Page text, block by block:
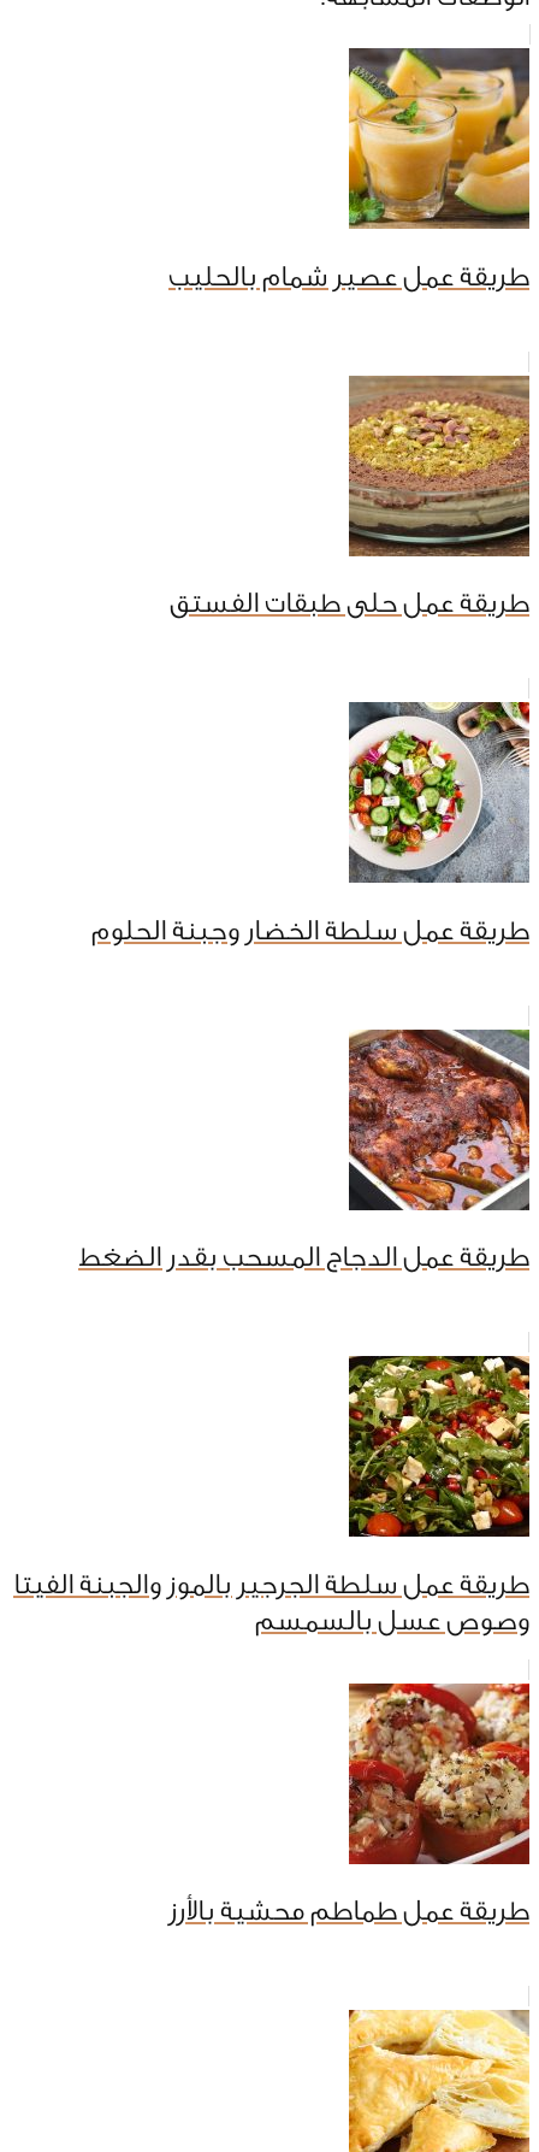
طريقة عمل عصير شمام بالحليب
طريقة عمل حلى طبقات الفستق
طريقة عمل سلطة الخضار وجبنة الحلوم
طريقة عمل الدجاج المسحب بقدر الضغط
طريقة عمل سلطة الجرجير بالموز والجبنة الفيتا
وصوص عسل بالسمسم
طريقة عمل طماطم محشية بالأرز